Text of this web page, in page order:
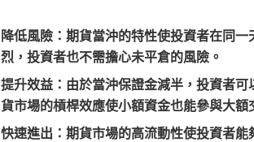
降低風險：期貨當沖的特性使投資者在同一
烈，投資者也不需擔心未平倉的風險。
提升效益：由於當沖保證金減半，投資者
貨市場的槓桿效應使小額資金也能參與大額
快速進出：期貨市場的高流動性使投資者